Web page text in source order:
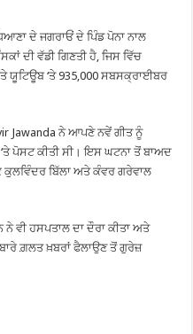
ਦੇ ਜਗਰਾਓਂ ਦੇ ਪਿੰਡ ਪੋਨਾ ਨਾਲ
ਦੀ ਵੱਡੀ ਗਿਣਤੀ ਹੈ, ਜਿਸ ਵਿੱਚ
ਯੂਟਿਊਬ ‘ਤੇ 935,000 ਸਬਸਕ੍ਰਾਈਬਰ
Jawanda ਨੇ ਆਪਣੇ ਨਵੇਂ ਗੀਤ ਨੂੰ
ਪੋਸਟ ਕੀਤੀ ਸੀ। ਇਸ ਘਟਨਾ ਤੋਂ ਬਾਅਦ
ਬਿੱਲਾ ਅਤੇ ਕੰਵਰ ਗਰੇਵਾਲ
ਹਸਪਤਾਲ ਦਾ ਦੌਰਾ ਕੀਤਾ ਅਤੇ
ਗ਼ਲਤ ਖ਼ਬਰਾਂ ਫੈਲਾਉਣ ਤੋਂ ਗੁਰੇਜ਼